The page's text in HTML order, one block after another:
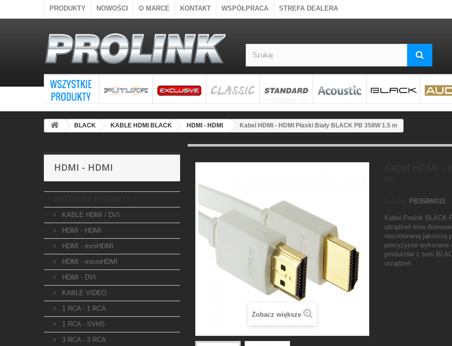
PRODUKTY NOWOŚCI O MARCE KONTAKT WSPÓŁPRACA STREFA DEALERA
BLACK KABLE HDMI BLACK HDMI - HDMI Kabel HDMI - HDMI Płaski Biały BLACK PB 358W 1.5 m
HDMI - HDMI
KABLE HDMI / DVI
HDMI - HDMI
HDMI - miniHDMI
HDMI - microHDMI
HDMI - DVI
KABLE VIDEO
1 RCA - 1 RCA
1 RCA - SVHS
3 RCA - 3 RCA
Zobacz większe
PB358W015
Kabel Prolink BLACK
urządzeń kina
niezrównaną jakością
precyzyjnie wykonane
produktów z serii
urządzeń.